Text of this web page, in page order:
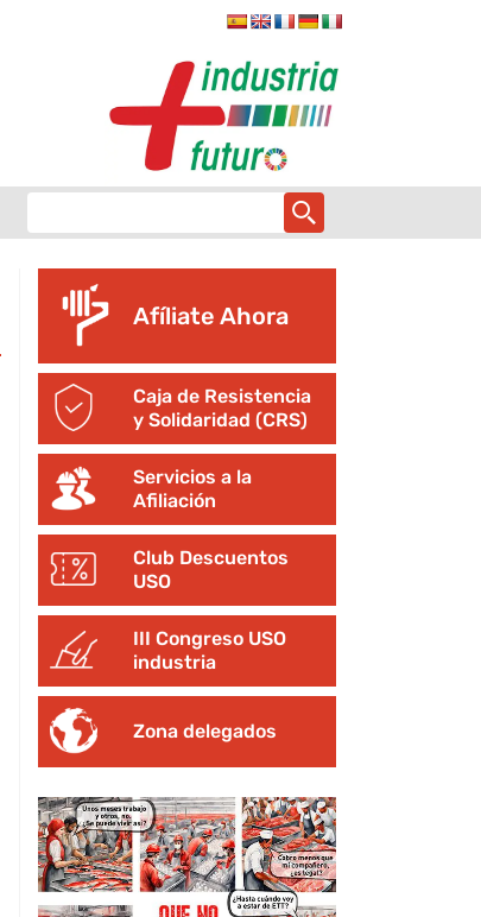
Afíliate Ahora
Caja de Resistencia
y Solidaridad (CRS)
Servicios a la
Afiliación
Club Descuentos
USO
III Congreso USO
industria
Zona delegados